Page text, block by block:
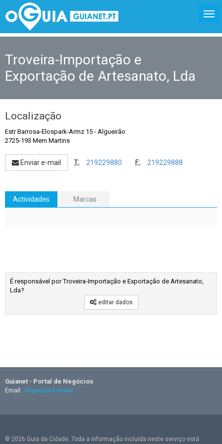
Troveira-Importação e
Exportação de Artesanato, Lda
Localização
Estr Barrosa-Elospark-Armz 15 - Algueirão
2725-193 Mem Martins
Enviar e-mail T: 219229880 F: 219229888
Actividades Marcas
É responsável por Troveira-Importação e Exportação de Artesanato,
Lda?
editar dados
Guianet - Portal de Negócios
Email: clique para enviar
© 2026 Guia da Cidade. Toda a informação incluída neste serviço está